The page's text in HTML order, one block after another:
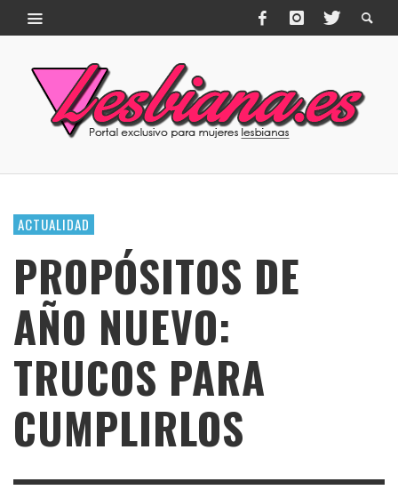
ACTUALIDAD
PROPÓSITOS DE
AÑO NUEVO:
TRUCOS PARA
CUMPLIRLOS